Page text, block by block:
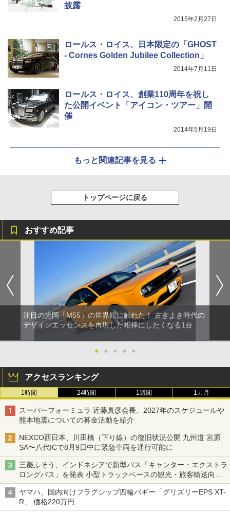
披露
2015年2月27日
ロールス・ロイス、日本限定の「GHOST
- Cornes Golden Jubilee Collection」
2014年7月11日
ロールス・ロイス、創業110周年を祝し
た公開イベント「アイコン・ツアー」開
催
2014年5月19日
もっと関連記事を見る
トップページに戻る
おすすめ記事
注目の光岡「M55」の世界観に触れた！ 古きよき時代の
デザインエッセンスを再現した相棒にしたくなる1台
● ● ● ● ●
アクセスランキング
1時間 24時間 1週間 1カ月
スーパーフォーミュラ 近藤真彦会長、2027年のスケジュールや
熊本地震についての募金活動を紹介
NEXCO西日本、川田橋（下り線）の復旧状況公開 九州道 宮原
SA〜八代ICで8月9日中に緊急車両を通行可能に
三菱ふそう、インドネシアで新型バス「キャンター・エクストラ
ロングバス」を発表 小型トラックベースの観光・旅客輸送向け
バス
ヤマハ、国内向けフラグシップ四輪バギー「グリズリーEPS XT-
R」 価格220万円